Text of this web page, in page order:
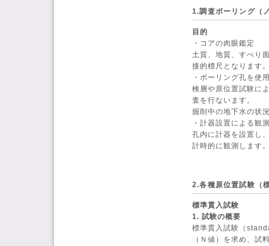
1.調査ボーリング（
目的
・コアの肉眼鑑定
土質、地質、すべり
接的標尺となります
・ボーリング孔を使
検層や原位置試験に
査を行ないます。
掘削中の地下水の状
・計器設置による観
孔内に計器を設置し
計時的に観測します
2.各種原位置試験（
標準貫入試験
1. 試験の概要
標準貫入試験（
（Ｎ値）を求め、試